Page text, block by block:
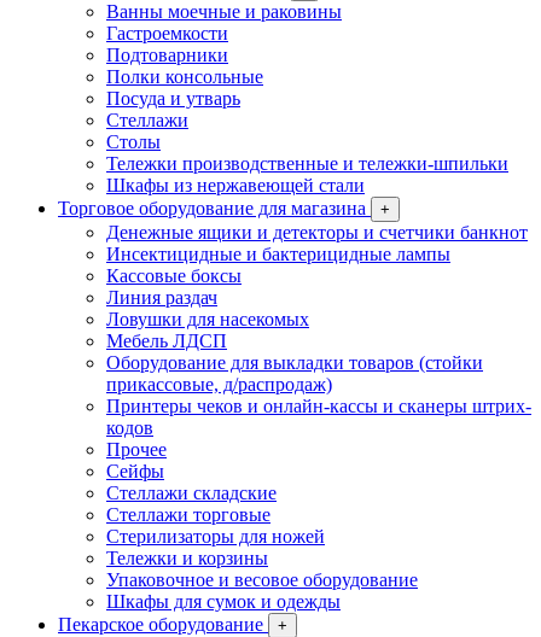
Ванны моечные и раковины
Гастроемкости
Подтоварники
Полки консольные
Посуда и утварь
Стеллажи
Столы
Тележки производственные и тележки-шпильки
Шкафы из нержавеющей стали
Торговое оборудование для магазина
+
Денежные ящики и детекторы и счетчики банкнот
Инсектицидные и бактерицидные лампы
Кассовые боксы
Линия раздач
Ловушки для насекомых
Мебель ЛДСП
Оборудование для выкладки товаров (стойки
прикассовые, д/распродаж)
Принтеры чеков и онлайн-кассы и сканеры штрих-
кодов
Прочее
Сейфы
Стеллажи складские
Стеллажи торговые
Стерилизаторы для ножей
Тележки и корзины
Упаковочное и весовое оборудование
Шкафы для сумок и одежды
Пекарское оборудование
+